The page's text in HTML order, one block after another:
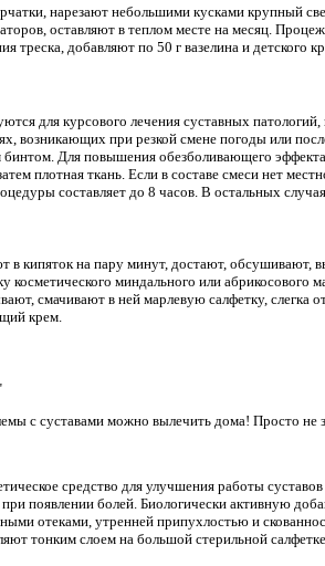
нарезают небольшими кусками крупный
оставляют в теплом месте на месяц.
треска, добавляют по 50 г вазелина и детского
для курсового лечения суставных
возникающих при резкой смене погоды или
Для повышения обезболивающего
плотная ткань. Если в составе смеси нет
составляет до 8 часов. В остальных
кипяток на пару минут, достают, обсушивают,
косметического миндального или
смачивают в ней марлевую салфетку,
крем.
с суставами можно вылечить дома! Просто не
средство для улучшения работы
появлении болей. Биологически активную
отеками, утренней припухлостью и
тонким слоем на большой стерильной